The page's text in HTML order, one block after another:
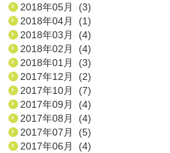
2018年05月 (3)
2018年04月 (1)
2018年03月 (4)
2018年02月 (4)
2018年01月 (3)
2017年12月 (2)
2017年10月 (7)
2017年09月 (4)
2017年08月 (4)
2017年07月 (5)
2017年06月 (4)